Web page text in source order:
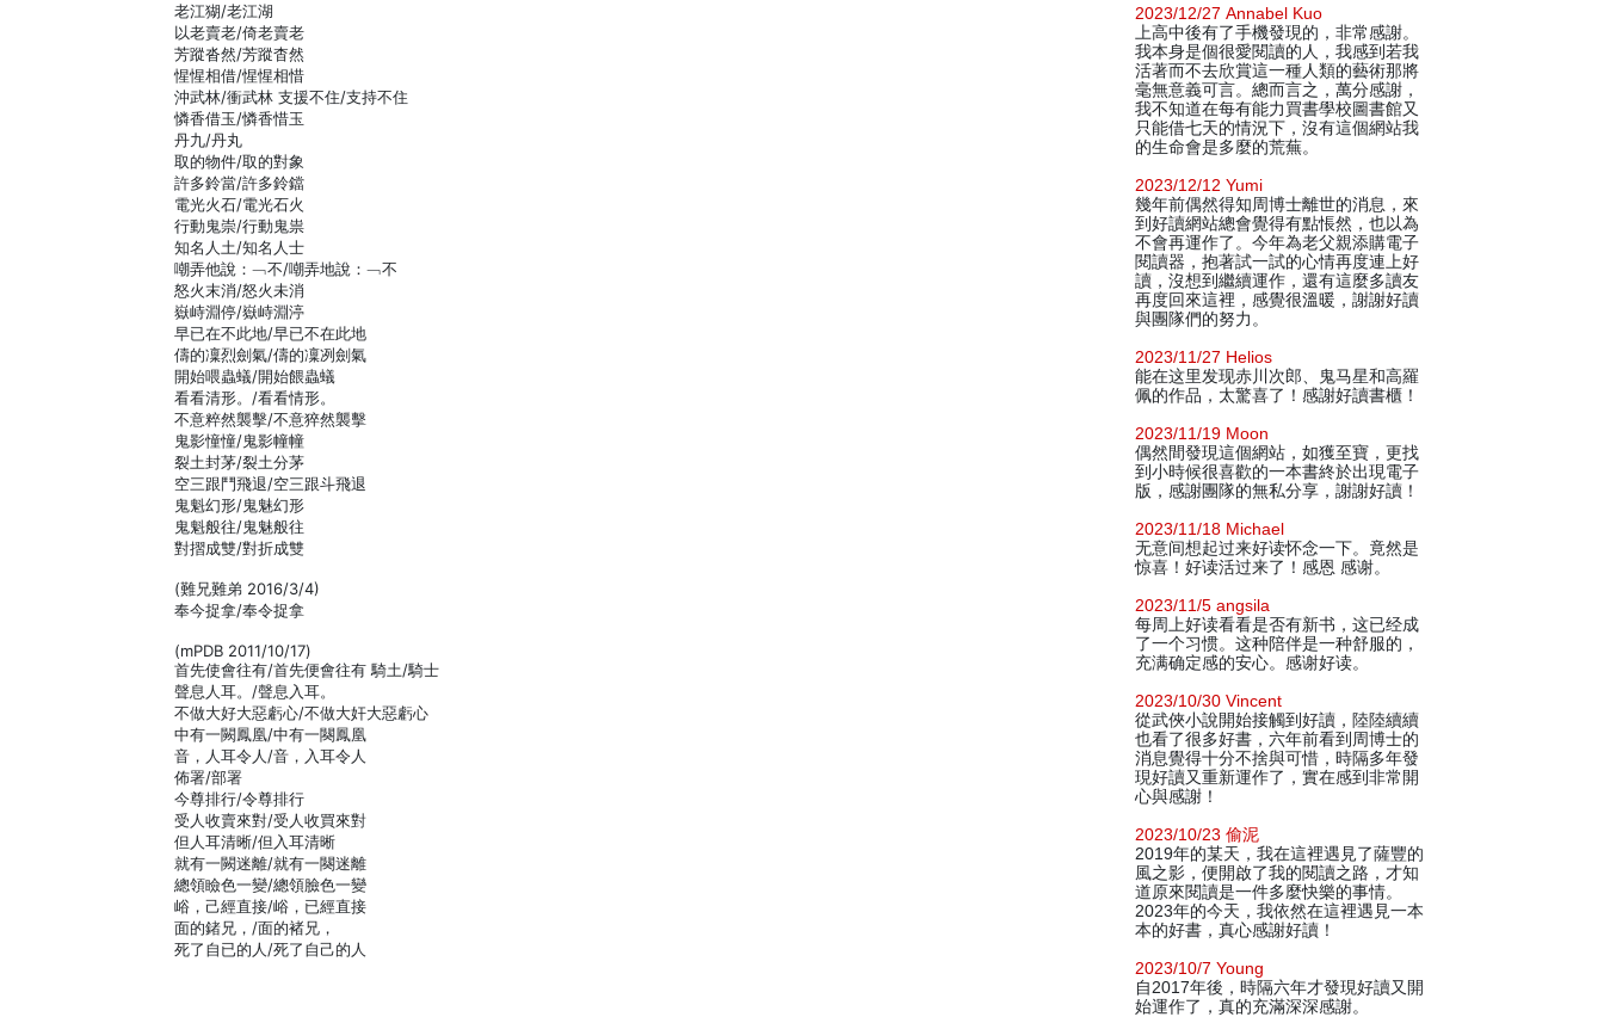
老江猢/老江湖
以老賣老/倚老賣老
芳蹤沓然/芳蹤杳然
惺惺相借/惺惺相惜
沖武林/衝武林 支援不住/支持不住
憐香借玉/憐香惜玉
丹九/丹丸
取的物件/取的對象
許多鈴當/許多鈴鐺
電光火石/電光石火
行動鬼崇/行動鬼祟
知名人土/知名人士
嘲弄他說：﹁不/嘲弄地說：﹁不
怒火末消/怒火未消
嶽峙淵停/嶽峙淵渟
早已在不此地/早已不在此地
儔的凜烈劍氣/儔的凜冽劍氣
開始喂蟲蟻/開始餵蟲蟻
看看清形。/看看情形。
不意粹然襲擊/不意猝然襲擊
鬼影憧憧/鬼影幢幢
裂土封茅/裂土分茅
空三跟鬥飛退/空三跟斗飛退
鬼魁幻形/鬼魅幻形
鬼魁般往/鬼魅般往
對摺成雙/對折成雙
(難兄難弟 2016/3/4)
奉今捉拿/奉令捉拿
(mPDB 2011/10/17)
首先使會往有/首先便會往有 騎土/騎士
聲息人耳。/聲息入耳。
不做大好大惡虧心/不做大奸大惡虧心
中有一闕鳳凰/中有一闋鳳凰
音，人耳令人/音，入耳令人
佈署/部署
今尊排行/令尊排行
受人收賣來對/受人收買來對
但人耳清晰/但入耳清晰
就有一闕迷離/就有一闋迷離
總領瞼色一變/總領臉色一變
峪，己經直接/峪，已經直接
面的鍺兄，/面的褚兄，
死了自已的人/死了自己的人
2023/12/27 Annabel Kuo
上高中後有了手機發現的，非常感謝。
我本身是個很愛閱讀的人，我感到若我
活著而不去欣賞這一種人類的藝術那將
毫無意義可言。總而言之，萬分感謝，
我不知道在每有能力買書學校圖書館又
只能借七天的情況下，沒有這個網站我
的生命會是多麼的荒蕪。
2023/12/12 Yumi
幾年前偶然得知周博士離世的消息，來
到好讀網站總會覺得有點悵然，也以為
不會再運作了。今年為老父親添購電子
閱讀器，抱著試一試的心情再度連上好
讀，沒想到繼續運作，還有這麼多讀友
再度回來這裡，感覺很溫暖，謝謝好讀
與團隊們的努力。
2023/11/27 Helios
能在这里发现赤川次郎、鬼马星和高羅
佩的作品，太驚喜了！感謝好讀書櫃！
2023/11/19 Moon
偶然間發現這個網站，如獲至寶，更找
到小時候很喜歡的一本書終於出現電子
版，感謝團隊的無私分享，謝謝好讀！
2023/11/18 Michael
无意间想起过来好读怀念一下。竟然是
惊喜！好读活过来了！感恩 感谢。
2023/11/5 angsila
每周上好读看看是否有新书，这已经成
了一个习惯。这种陪伴是一种舒服的，
充满确定感的安心。感谢好读。
2023/10/30 Vincent
從武俠小說開始接觸到好讀，陸陸續續
也看了很多好書，六年前看到周博士的
消息覺得十分不捨與可惜，時隔多年發
現好讀又重新運作了，實在感到非常開
心與感謝！
2023/10/23 偷泥
2019年的某天，我在這裡遇見了薩豐的
風之影，便開啟了我的閱讀之路，才知
道原來閱讀是一件多麼快樂的事情。
2023年的今天，我依然在這裡遇見一本
本的好書，真心感謝好讀！
2023/10/7 Young
自2017年後，時隔六年才發現好讀又開
始運作了，真的充滿深深感謝。